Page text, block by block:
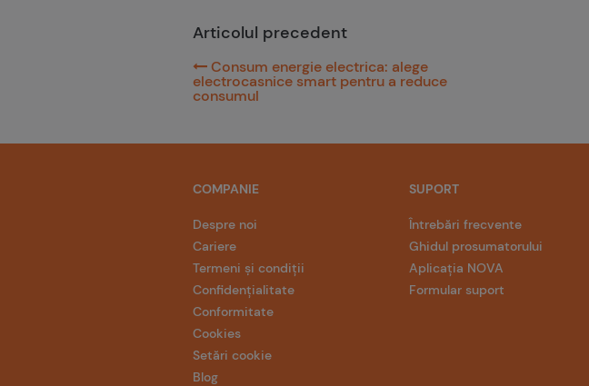
Articolul precedent
Consum energie electrica: alege
electrocasnice smart pentru a reduce
consumul
COMPANIE
Despre noi
Cariere
Termeni și condiții
Confidențialitate
Conformitate
Cookies
Setări cookie
Blog
SUPORT
Întrebări frecvente
Ghidul prosumatorului
Aplicația NOVA
Formular suport